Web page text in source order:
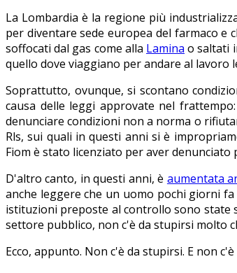
La Lombardia è la regione più
per diventare sede europea del farmaco e
soffocati dal gas come alla Lamina o saltati
quello dove viaggiano per andare al
Soprattutto, ovunque, si scontano
causa delle leggi approvate nel
denunciare condizioni non a norma o
Rls, sui quali in questi anni si è
Fiom è stato licenziato per aver
D'altro canto, in questi anni, è aumentata
anche leggere che un uomo pochi giorni
istituzioni preposte al controllo sono state
settore pubblico, non c'è da stupirsi molto
Ecco, appunto. Non c'è da stupirsi. E non